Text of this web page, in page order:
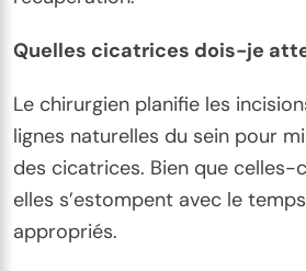
Quelles cicatrices dois-je
Le chirurgien planifie les
lignes naturelles du sein pour
des cicatrices. Bien que celles-
elles s’estompent avec le
appropriés.